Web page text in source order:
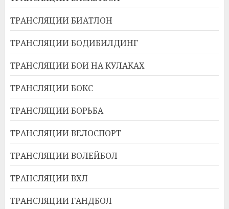
ТРАНСЛЯЦИИ БИАТЛОН
ТРАНСЛЯЦИИ БОДИБИЛДИНГ
ТРАНСЛЯЦИИ БОИ НА КУЛАКАХ
ТРАНСЛЯЦИИ БОКС
ТРАНСЛЯЦИИ БОРЬБА
ТРАНСЛЯЦИИ ВЕЛОСПОРТ
ТРАНСЛЯЦИИ ВОЛЕЙБОЛ
ТРАНСЛЯЦИИ ВХЛ
ТРАНСЛЯЦИИ ГАНДБОЛ